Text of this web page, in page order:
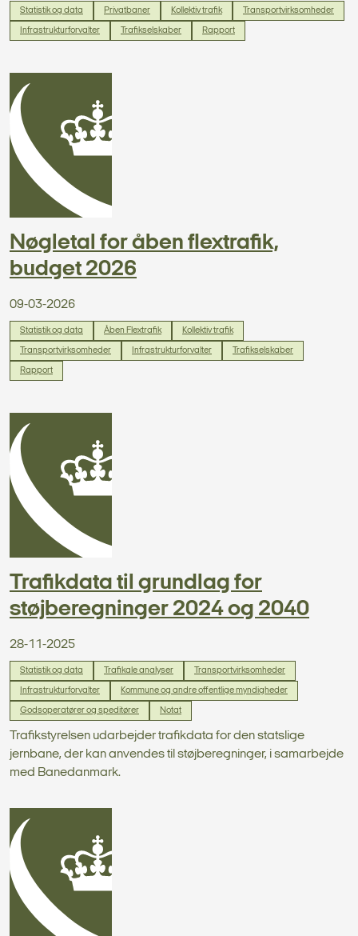
Statistik og data Privatbaner Kollektiv trafik Transportvirksomheder
Infrastrukturforvalter Trafikselskaber Rapport
Nøgletal for åben flextrafik,
budget 2026
09-03-2026
Statistik og data Åben Flextrafik Kollektiv trafik
Transportvirksomheder Infrastrukturforvalter Trafikselskaber
Rapport
Trafikdata til grundlag for
støjberegninger 2024 og 2040
28-11-2025
Statistik og data Trafikale analyser Transportvirksomheder
Infrastrukturforvalter Kommune og andre offentlige myndigheder
Godsoperatører og speditører Notat
Trafikstyrelsen udarbejder trafikdata for den statslige
jernbane, der kan anvendes til støjberegninger, i samarbejde
med Banedanmark.